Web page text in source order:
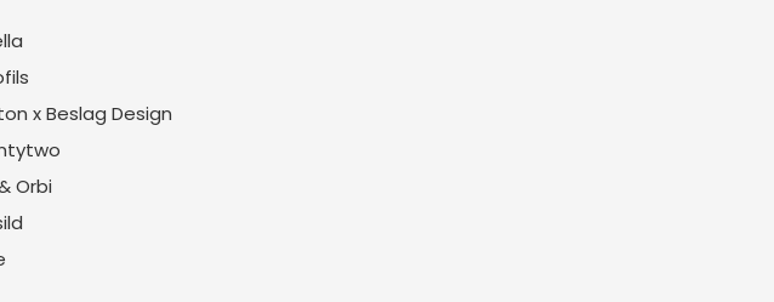
x Beslag Design
Orbi